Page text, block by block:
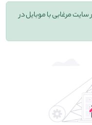
مرغابی با موبایل در